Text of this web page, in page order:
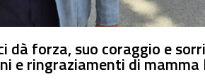
dà forza, suo coraggio e
e ringraziamenti di